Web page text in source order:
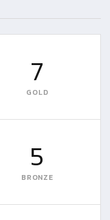
7
GOLD
5
BRONZE